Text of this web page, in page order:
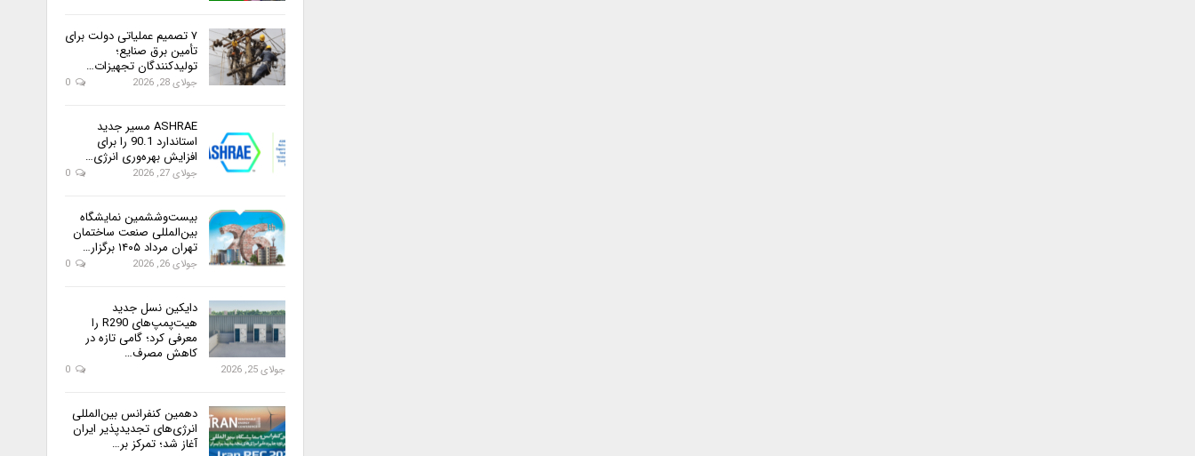
۷ تصمیم عملیاتی دولت برای
تأمین برق صنایع؛
تولیدکنندگان تجهیزات…
جولای 28, 2026
ASHRAE مسیر جدید
استاندارد 90.1 را برای
افزایش بهره‌وری انرژی…
جولای 27, 2026
بیست‌وششمین نمایشگاه
بین‌المللی صنعت ساختمان
تهران مرداد ۱۴۰۵ برگزار…
جولای 26, 2026
دایکین نسل جدید
هیت‌پمپ‌های R290 را
معرفی کرد؛ گامی تازه در
کاهش مصرف…
جولای 25, 2026
دهمین کنفرانس بین‌المللی
انرژی‌های تجدیدپذیر ایران
آغاز شد؛ تمرکز بر…